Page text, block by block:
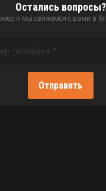
Остались вопросы?
и мы свяжемся с вами в
Отправить